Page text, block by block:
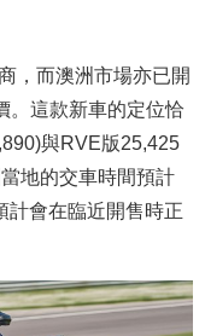
，而澳洲市場亦已開
。這款新車的定位恰
與RVE版25,425
地的交車時間預計
計會在臨近開售時正